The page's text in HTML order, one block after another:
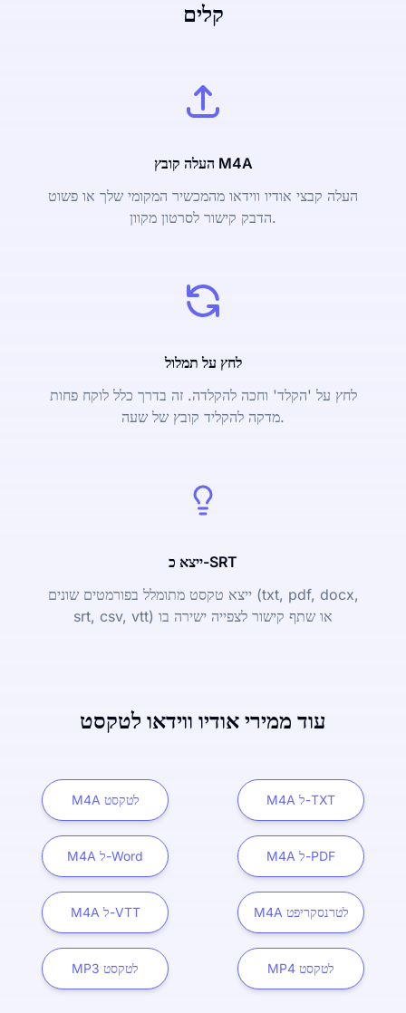
קלים
העלה קובץ M4A
העלה קבצי אודיו ווידאו מהמכשיר המקומי שלך או פשוט
הדבק קישור לסרטון מקוון.
לחץ על תמלול
לחץ על 'הקלד' וחכה להקלדה. זה בדרך כלל לוקח פחות
מדקה להקליד קובץ של שעה.
ייצא כ-SRT
ייצא טקסט מתומלל בפורמטים שונים (txt, pdf, docx,
srt, csv, vtt) או שתף קישור לצפייה ישירה בו
עוד ממירי אודיו ווידאו לטקסט
M4A לטקסט M4A ל-TXT
M4A ל-Word M4A ל-PDF
M4A ל-VTT M4A לטרנסקריפט
MP3 לטקסט MP4 לטקסט